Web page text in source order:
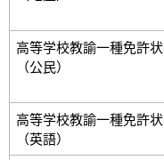
高等学校教諭一種免許状
（公民）
高等学校教諭一種免許状
（英語）